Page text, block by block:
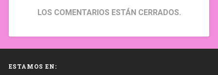
LOS COMENTARIOS ESTÁN CERRADOS.
ESTAMOS EN: